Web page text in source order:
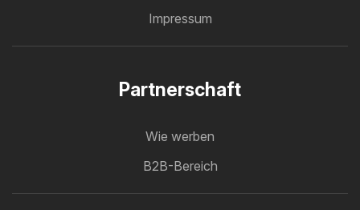
Impressum
Partnerschaft
Wie werben
B2B-Bereich